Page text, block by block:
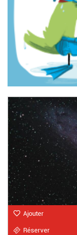
Ajouter
Réserver